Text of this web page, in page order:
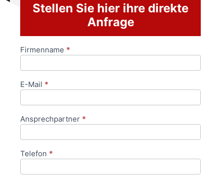
Stellen Sie hier ihre direkte
Anfrage
Anfrageformular
Firmenname *
E-Mail *
Ansprechpartner *
Telefon *